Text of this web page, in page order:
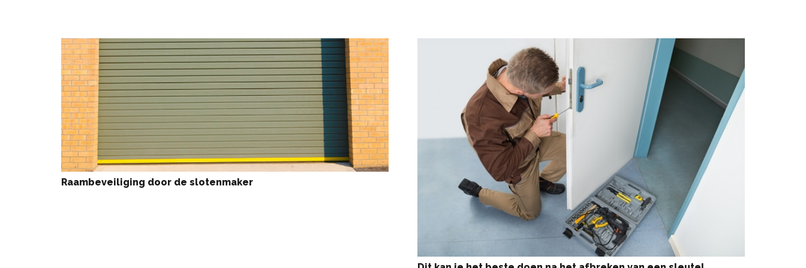
Raambeveiliging door de slotenmaker